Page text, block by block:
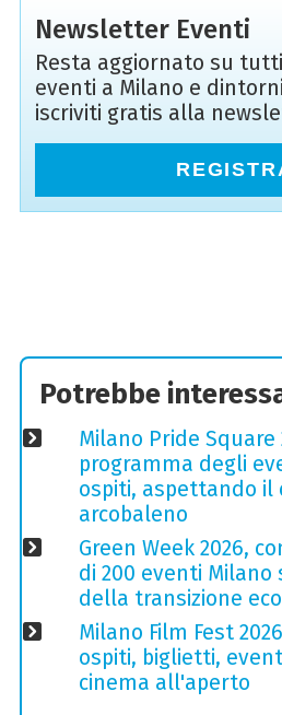
Newsletter Eventi
Resta aggiornato su
eventi a Milano e
iscriviti gratis alla
Potrebbe
Milano Pride Square
programma degli
ospiti, aspettando il
arcobaleno
Green Week 2026,
di 200 eventi
della transizione
Milano Film Fest
ospiti, biglietti,
cinema all'aperto